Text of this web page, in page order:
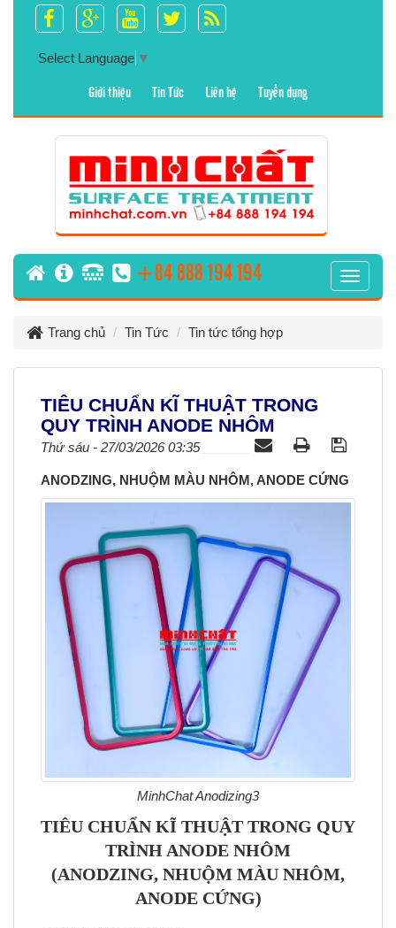
Select Language ▼
Giới thiệu Tin Tức Liên hệ Tuyển dụng
T
o
+84 888 194 194
Trang chủ Tin Tức Tin tức tổng hợp
TIÊU CHUẨN KĨ THUẬT TRONG
QUY TRÌNH ANODE NHÔM
Thứ sáu - 27/03/2026 03:35
ANODZING, NHUỘM MÀU NHÔM, ANODE CỨNG
MinhChat Anodizing3
TIÊU CHUẨN KĨ THUẬT TRONG QUY
TRÌNH ANODE NHÔM
(ANODZING, NHUỘM MÀU NHÔM,
ANODE CỨNG)